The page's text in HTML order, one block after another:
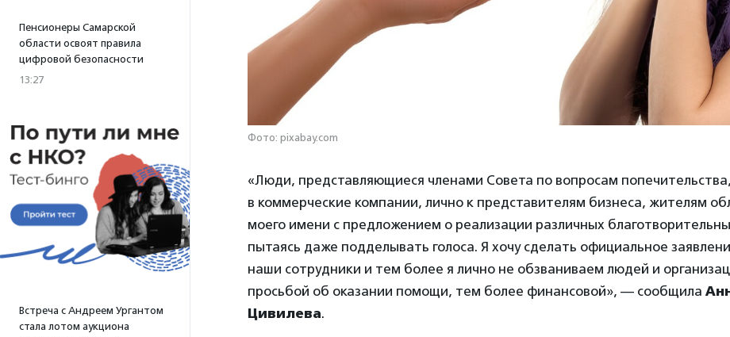
Пенсионеры Самарской
области освоят правила
цифровой безопасности
13:27
Встреча с Андреем Ургантом
стала лотом аукциона
Фото: pixabay.com
«Люди, представляющиеся членами Совета по вопросам
в коммерческие компании, лично к представителям бизнеса, жителям
моего имени с предложением о реализации различных
пытаясь даже подделывать голоса. Я хочу сделать официальное
наши сотрудники и тем более я лично не обзваниваем людей и
просьбой об оказании помощи, тем более финансовой», — сообщила
Цивилева.